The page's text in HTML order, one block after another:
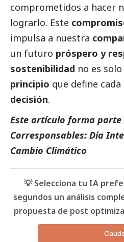
comprometidos a hacer
lograrlo. Este
impulsa a nuestra
un futuro próspero y
sostenibilidad no es
principio que define cada
decisión.
Este artículo forma parte
Corresponsables: Día
Cambio Climático
💡 Selecciona tu IA
segundos un análisis
propuesta de post